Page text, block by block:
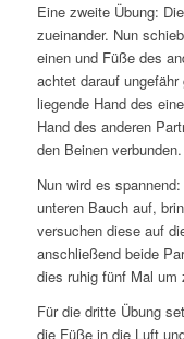
Eine zweite Übung:
zueinander. Nun
einen und Füße des
achtet darauf
liegende Hand des
Hand des anderen
den Beinen verbunden.
Nun wird es
unteren Bauch auf,
versuchen diese auf
anschließend beide
dies ruhig fünf Mal
Für die dritte Übung
die Füße in die Luft